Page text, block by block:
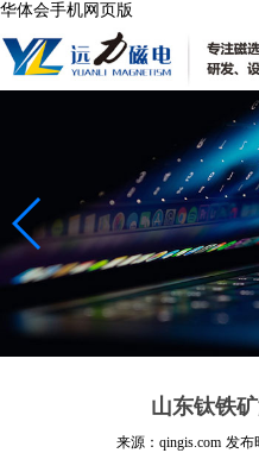
华体会手机网页版
山东钛铁
来源：qingis.com 发布